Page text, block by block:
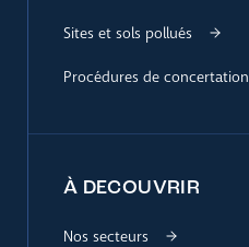
Sites et sols pollués
Procédures de concertation
À DECOUVRIR
Nos secteurs